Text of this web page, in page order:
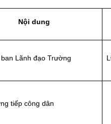
Nội dung
Lãnh đạo Trường
tiếp công dân